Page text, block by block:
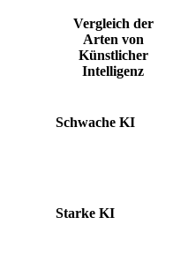
Vergleich der
Arten von
Künstlicher
Intelligenz
Schwache KI
Starke KI